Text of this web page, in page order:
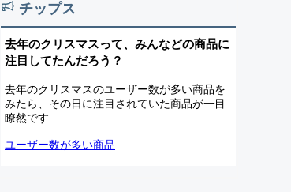
チップス
去年のクリスマスって、みんなどの商品に
注目してたんだろう？
去年のクリスマスのユーザー数が多い商品を
みたら、その日に注目されていた商品が一目
瞭然です
ユーザー数が多い商品